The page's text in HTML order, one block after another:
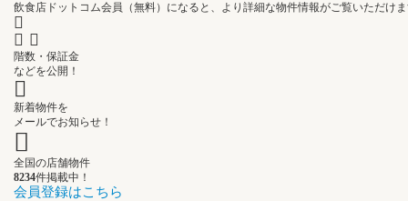
飲食店ドットコム会員（無料）になると、 より詳細な物件情報がご覧いただけ
階数・保証金
などを公開！
新着物件を
メールでお知らせ！
全国の店舗物件
8234件掲載中！
会員登録はこちら